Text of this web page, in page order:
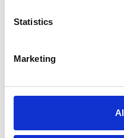
Statistics
Marketing
de volgende aspecten:
optimaal comfort
heeft
Stem het design af
Kies de juiste kleur